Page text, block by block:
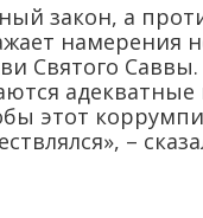
закон, а
намерения
Святого Саввы.
адекватные
этот
–